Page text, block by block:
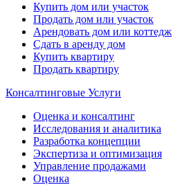
Купить дом или участок
Продать дом или участок
Арендовать дом или коттедж
Сдать в аренду дом
Купить квартиру
Продать квартиру
Консалтинговые Услуги
Оценка и консалтинг
Исследования и аналитика
Разработка концепции
Экспертиза и оптимизация
Управление продажами
Оценка